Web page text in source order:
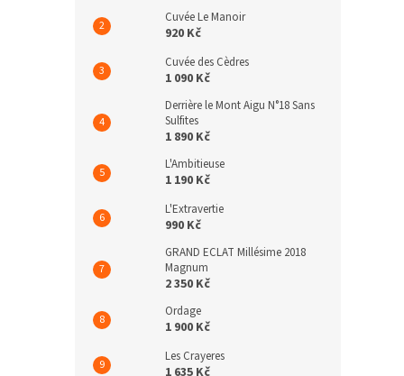
Cuvée Le Manoir
920 Kč
Cuvée des Cèdres
1 090 Kč
Derrière le Mont Aigu N°18 Sans
Sulfites
1 890 Kč
L'Ambitieuse
1 190 Kč
L'Extravertie
990 Kč
GRAND ECLAT Millésime 2018
Magnum
2 350 Kč
Ordage
1 900 Kč
Les Crayeres
1 635 Kč